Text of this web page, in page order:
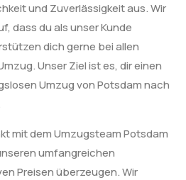
und Zuverlässigkeit aus. Wir
dass du als unser Kunde
dich gerne bei allen
Unser Ziel ist es, dir einen
Umzug von Potsdam nach
mit dem Umzugsteam Potsdam
umfangreichen
Preisen überzeugen. Wir